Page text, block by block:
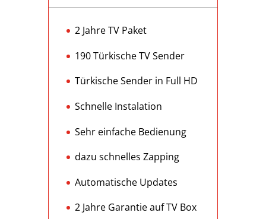
2 Jahre TV Paket
190 Türkische TV Sender
Türkische Sender in Full HD
Schnelle Instalation
Sehr einfache Bedienung
dazu schnelles Zapping
Automatische Updates
2 Jahre Garantie auf TV Box